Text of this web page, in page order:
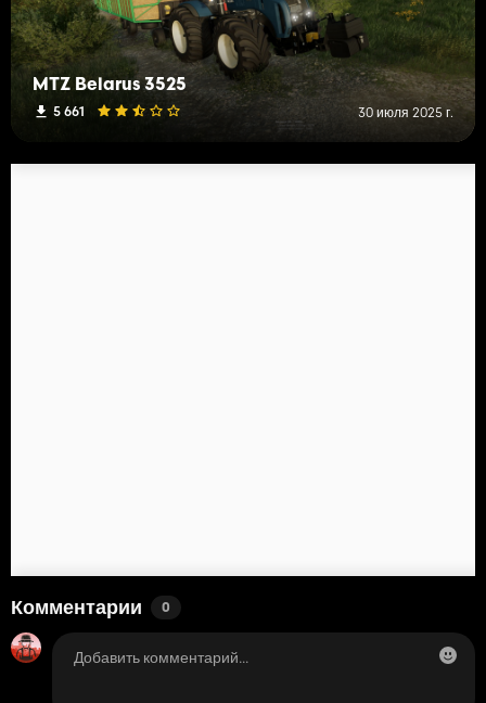
MTZ Belarus 3525
5 661 30 июля 2025 г.
Комментарии 0